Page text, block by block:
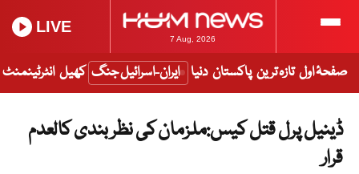
7 Aug, 2026
LIVE
صفحۂ اول تازہ ترین پاکستان دنیا ایران-اسرائیل جنگ کھیل انٹرٹینمنٹ
ڈینیل پرل قتل کیس:ملزمان کی نظر بندی کالعدم
قرار